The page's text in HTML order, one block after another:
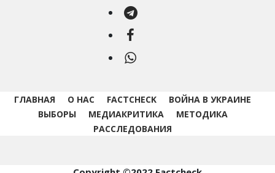
Telegram
Facebook
WhatsApp
ГЛАВНАЯ О НАС FACTCHECK
ВОЙНА В УКРАИНЕ
ВЫБОРЫ
МЕДИАКРИТИКА
МЕТОДИКА
РАССЛЕДОВАНИЯ